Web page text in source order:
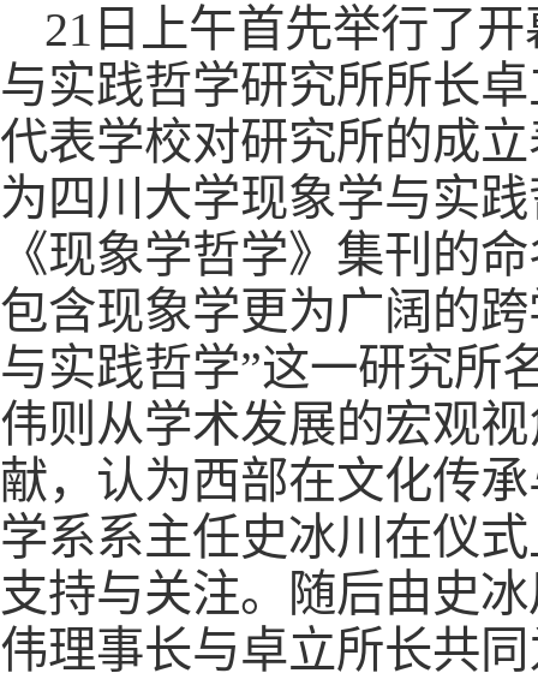
21日上午首先举行了
与实践哲学研究所所长
代表学校对研究所的成
为四川大学现象学与实
《现象学哲学》集刊的
包含现象学更为广阔的
与实践哲学”这一研究所
伟则从学术发展的宏观
献，认为西部在文化传
学系系主任史冰川在仪
支持与关注。随后由史
伟理事长与卓立所长共